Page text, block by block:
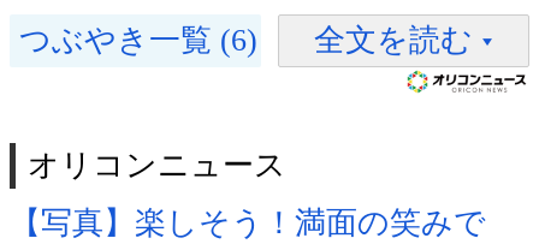
つぶやき一覧 (6) 全文を読む
オリコンニュース
【写真】楽しそう！満面の笑みで